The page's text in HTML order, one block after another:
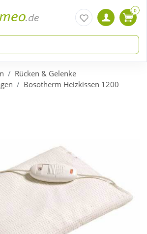
0
Rücken & Gelenke
Bosotherm Heizkissen 1200